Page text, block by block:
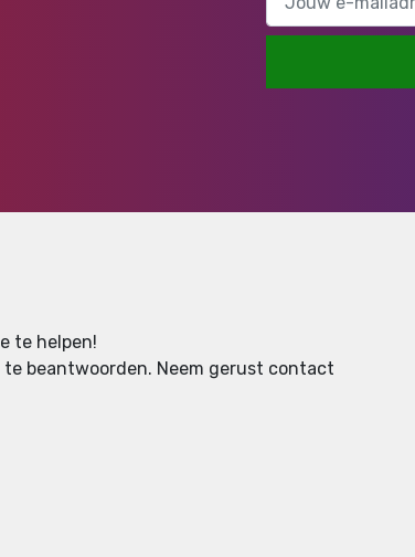
te helpen!
beantwoorden. Neem gerust contact